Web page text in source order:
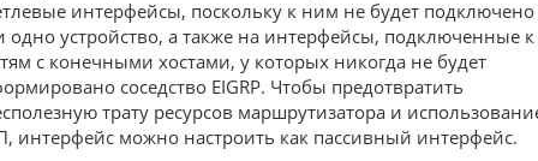
интерфейсы, поскольку к ним не будет подключено
одно устройство, а также на интерфейсы, подключенные к
с конечными хостами, у которых никогда не будет
соседство EIGRP. Чтобы предотвратить
трату ресурсов маршрутизатора и
интерфейс можно настроить как пассивный интерфейс.